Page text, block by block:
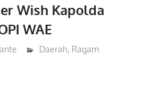
Wish Kapolda
WAE
Daerah, Ragam